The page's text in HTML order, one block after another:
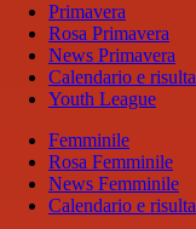
Primavera
Rosa Primavera
News Primavera
Calendario e
Youth League
Femminile
Rosa Femminile
News Femminile
Calendario e